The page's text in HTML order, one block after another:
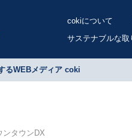
cokiについて
サステナブルな取
るWEBメディア coki
ンタウンDX